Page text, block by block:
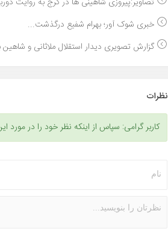
خبری شوک آور؛ بهرام شفیع درگذشت...
گزارش تصویری دیدار استقلال ملاثانی و شاهین
نظرات
کاربر گرامی: سپاس از اینکه نظر خود را در مورد